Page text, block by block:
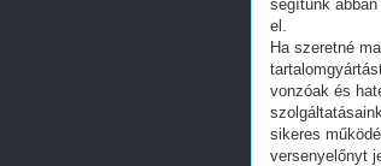
segítünk
el.
Ha szeretné
vonzóak és
sikeres
versenyelőnyt